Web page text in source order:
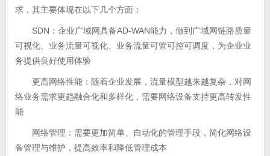
求，其主要体现在以下几个方面：
SDN：企业广域网具备AD-WAN能力，做到广域网链路质量
可视化、业务流量可视化、业务流量可管可控可调度，为企业业
务提供良好使用体验
更高网络性能：随着企业发展，流量模型越来越复杂，对网
络业务需求更趋融合化和多样化，需要网络设备支持更高转发性
能
网络管理：需要更加简单、自动化的管理手段，简化网络设
备管理与维护，提高效率和降低管理成本